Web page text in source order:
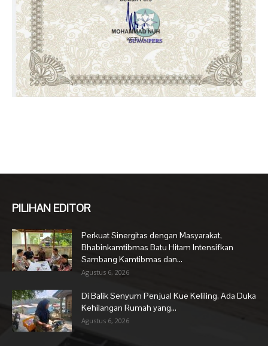
PILIHAN EDITOR
Perkuat Sinergitas dengan Masyarakat,
Bhabinkamtibmas Batu Hitam Intensifkan
Sambang Kamtibmas dan...
Agustus 6, 2026
Di Balik Senyum Penjual Kue Keliling, Ada Duka
Kehilangan Rumah yang...
Agustus 6, 2026